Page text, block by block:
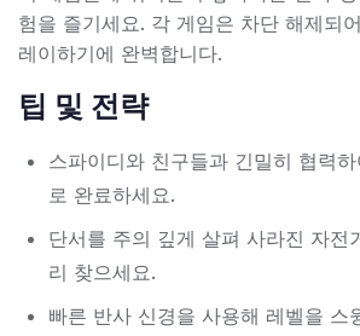
험을 즐기세요. 각 게임은 차단 해제되
레이하기에 완벽합니다.
팁 및 전략
스파이디와 친구들과 긴밀히 협력
로 완료하세요.
단서를 주의 깊게 살펴 사라진 자전
리 찾으세요.
빠른 반사 신경을 사용해 레벨을 스